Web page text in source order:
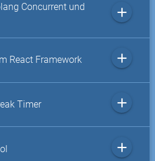
Concurrent und
add
React Framework add
Timer add
add